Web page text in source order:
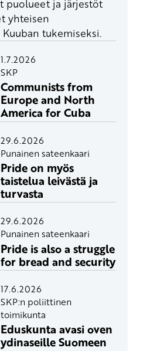
puolueet ja järjestöt
yhteisen
tukemiseksi.
1.7.2026
SKP
Communists from
Europe and North
America for Cuba
29.6.2026
Punainen sateenkaari
Pride on myös
taistelua leivästä ja
turvasta
29.6.2026
Punainen sateenkaari
Pride is also a struggle
for bread and security
17.6.2026
SKP:n poliittinen
toimikunta
Eduskunta avasi oven
ydinaseille Suomeen